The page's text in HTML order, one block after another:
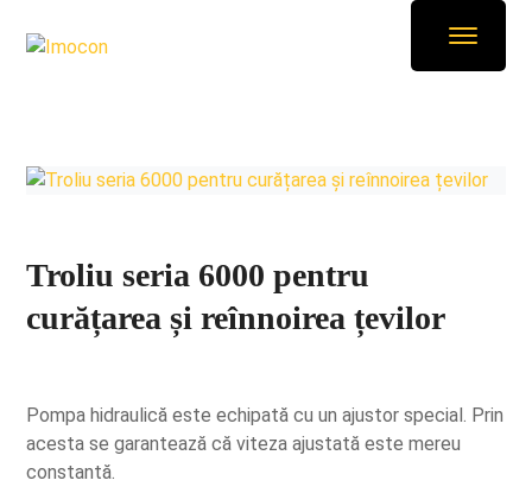
Troliu seria 6000 pentru
curățarea și reînnoirea țevilor
Pompa hidraulică este echipată cu un ajustor special. Prin
acesta se garantează că viteza ajustată este mereu
constantă.